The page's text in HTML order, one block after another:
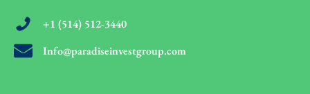
+1 (514) 512-3440
Info@paradiseinvestgroup.com